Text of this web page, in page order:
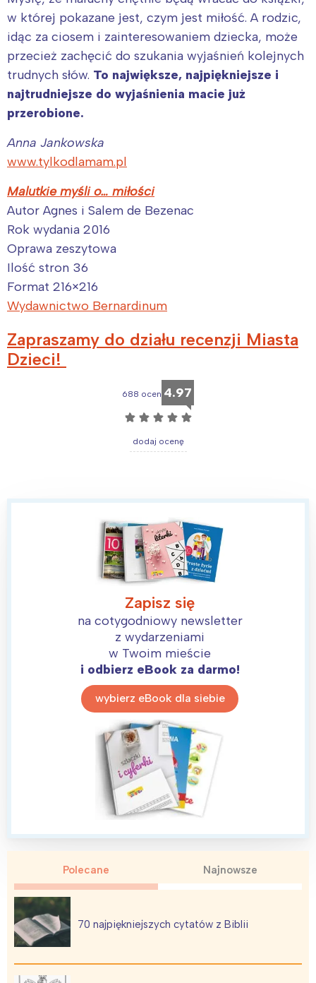
w której pokazane jest, czym jest miłość. A rodzic,
idąc za ciosem i zainteresowaniem dziecka, może
przecież zachęcić do szukania wyjaśnień kolejnych
trudnych słów. To największe, najpiękniejsze i
najtrudniejsze do wyjaśnienia macie już
przerobione.
Anna Jankowska
www.tylkodlamam.pl
Malutkie myśli o… miłości
Autor Agnes i Salem de Bezenac
Rok wydania 2016
Oprawa zeszytowa
Ilość stron 36
Format 216×216
Wydawnictwo Bernardinum
Zapraszamy do działu recenzji Miasta
Dzieci!
688 ocen 4.97
☆ ☆ ☆ ☆ ☆
dodaj ocenę
Zapisz się
na cotygodniowy newsletter
z wydarzeniami
w Twoim mieście
i odbierz eBook za darmo!
wybierz eBook dla siebie
Polecane Najnowsze
70 najpiękniejszych cytatów z Biblii
Interesują mnie wydarzenia z
tego regionu:
Warszawa
Łódź
Poznań
Wrocław
Północ
Wybieram